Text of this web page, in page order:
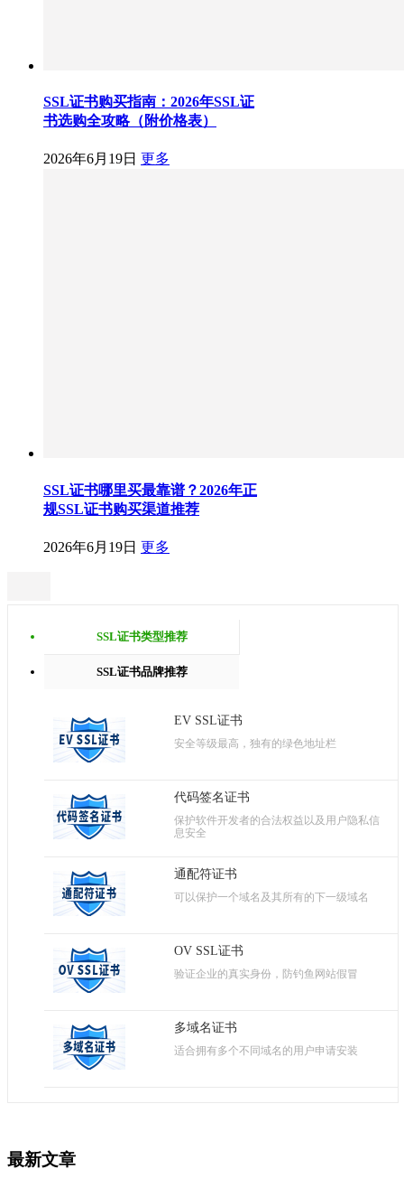
SSL证书购买指南：2026年SSL证
书选购全攻略（附价格表）
2026年6月19日 更多
SSL证书哪里买最靠谱？2026年正
规SSL证书购买渠道推荐
2026年6月19日 更多
SSL证书类型推荐
SSL证书品牌推荐
EV SSL证书
安全等级最高，独有的绿色地址栏
代码签名证书
保护软件开发者的合法权益以及用户隐私信
息安全
通配符证书
可以保护一个域名及其所有的下一级域名
OV SSL证书
验证企业的真实身份，防钓鱼网站假冒
多域名证书
适合拥有多个不同域名的用户申请安装
最新文章